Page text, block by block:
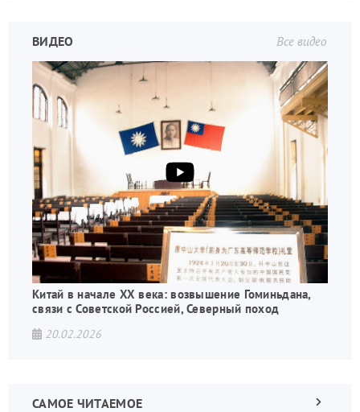
Все видео
ВИДЕО
Китай в начале XX века: возвышение Гоминьдана,
связи с Советской Россией, Северный поход
20.02.2026
САМОЕ ЧИТАЕМОЕ
Следующая